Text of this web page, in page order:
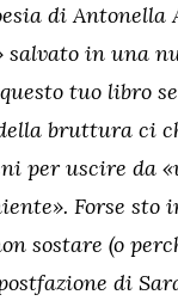
di
salvato in una
tuo libro
bruttura ci
per uscire da
Forse sto
sostare (o
di